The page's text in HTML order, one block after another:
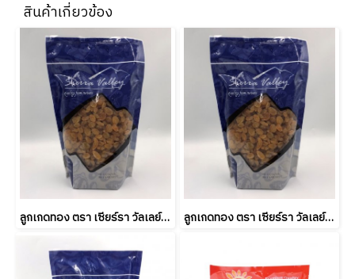
สินค้าเกี่ยวข้อง
ลูกเกดทอง ตรา เซียร์รา วัลเลย์ 1000 กรัม SIERRA VALLEY GOLDEN RAISINS 1000 g. (ยกลัง 10 ชิ้น) ลูกเกดทอง ตรา เซียร์รา วัลเลย์ 1000 กรัม SIERRA VALLEY GOLDEN RAISINS 1000 g.